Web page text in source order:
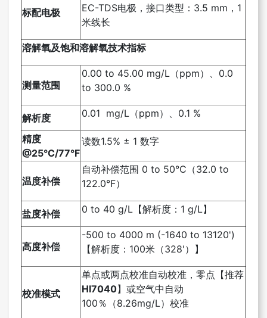
标配电极
EC-TDS电极，接口类型：3.5 mm，1
米线长
溶解氧及饱和溶解氧技术指标
测量范围
0.00 to 45.00 mg/L（ppm）、0.0
to 300.0 %
解析度 0.01 mg/L（ppm）、0.1 %
精度
@25°C/77°F
读数1.5% ± 1 数字
温度补偿
自动补偿范围 0 to 50°C（32.0 to
122.0°F）
盐度补偿 0 to 40 g/L【解析度：1 g/L】
高度补偿
-500 to 4000 m (-1640 to 13120')
【解析度：100米（328'）】
校准模式
单点或两点校准自动校准，零点【推荐
HI7040】或空气中自动
100％（8.26mg/L）校准